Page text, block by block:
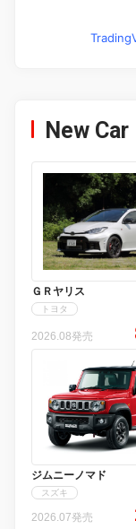
New Car
ＧＲヤリス
トヨタ
2026.08発売
ジムニーノマド
スズキ
2026.07発売